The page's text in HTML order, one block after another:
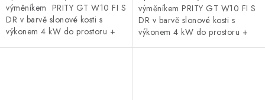
výměníkem PRITY GT W10 FI S
DR v barvě slonové kosti s
výkonem 4 kW do prostoru +
výměníkem PRITY GT W10 FI S
DR v barvě slonové kosti s
výkonem 4 kW do prostoru +